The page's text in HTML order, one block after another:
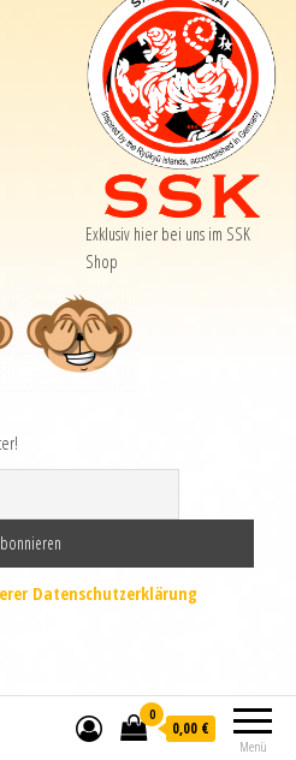
Exklusiv hier bei uns im SSK
Shop
Datenschutzerklärung
Menü
0
0,00 €